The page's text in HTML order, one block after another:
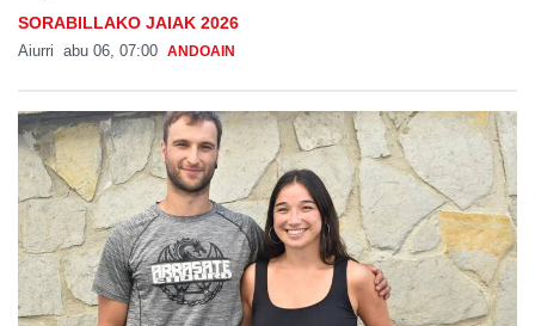
SORABILLAKO JAIAK 2026
Aiurri abu 06, 07:00 ANDOAIN